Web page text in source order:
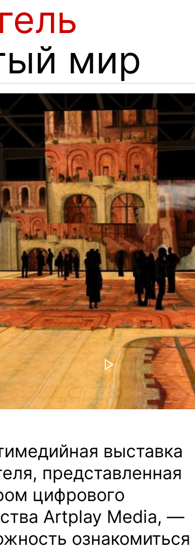
мир
выставка
представленная
цифрового
Artplay Media, —
ознакомиться